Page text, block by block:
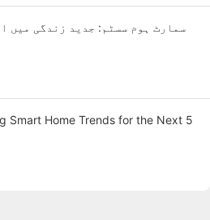
سمارٹ ہوم سسٹم: جدید زندگی میں
Smart Home Trends for the Next 5